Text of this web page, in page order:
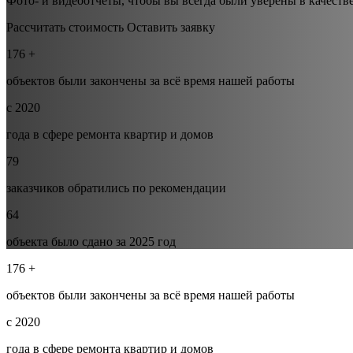
Рассчитать стоимость Оставить заявку
176 +
объектов были закончены за всё время нашей работы
с 2020
года в сфере ремонта квартир и домов
79
заказчиков обратились по рекомендации
64
объекта было сдано за 2025 год
176 +
объектов были закончены за всё время нашей работы
с 2020
года в сфере ремонта квартир и домов